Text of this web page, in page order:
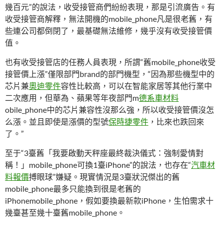
幾百元”的說法，收受接管商們紛紛表現，那是引流廣告。有
收受接管商解釋，無法開機的mobile_phone凡是很老舊，有
些連公司都倒閉了，最基礎無法維修，幾乎沒有收受接管價
值。
也有收受接管店的任務人員表現，所謂“舊mobile_phone收受
接管價上漲”僅限部門brand的部門機型，“因為那些機型中的
芯片兼奧迪零件容性比較高，可以在智能家居等其他行業中
二次應用，但華為、蘋果等年夜部門m德系車材料
obile_phone中的芯片兼容性沒那么強，所以收受接管價沒怎
么漲。並且即使是漲價的型號保時捷零件 ，比來也跌回來
了。”
至于“3臺舊「我要啟動天秤座最終裁決儀式：強制愛情對
稱！」mobile_phone可換1臺iPhone”的說法，也存在“汽車材
料報價搏眼球”嫌疑。現實情況是3臺狀況傑出的舊
mobile_phone最多只能換到很是老舊的
iPhonemobile_phone，假如要換最新款iPhone，生怕需求十
幾臺甚至幾十臺舊mobile_phone。